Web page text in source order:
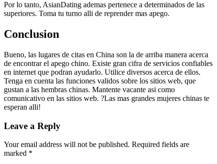
Por lo tanto, AsianDating ademas pertenece a determinados de las
superiores. Toma tu turno alli de reprender mas apego.
Conclusion
Bueno, las lugares de citas en China son la de arriba manera acerca
de encontrar el apego chino. Existe gran cifra de servicios confiables
en internet que podran ayudarlo. Utilice diversos acerca de ellos.
Tenga en cuenta las funciones validos sobre los sitios web, que
gustan a las hembras chinas. Mantente vacante asi­ como
comunicativo en las sitios web. ?Las mas grandes mujeres chinas te
esperan alli!
Leave a Reply
Your email address will not be published. Required fields are
marked *